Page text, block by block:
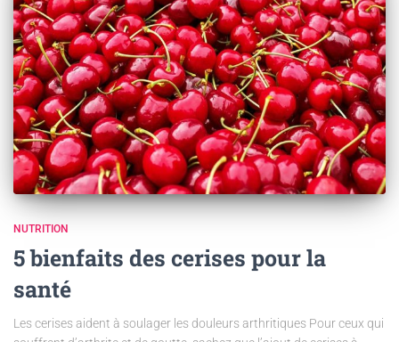
NUTRITION
5 bienfaits des cerises pour la
santé
Les cerises aident à soulager les douleurs arthritiques Pour ceux qui